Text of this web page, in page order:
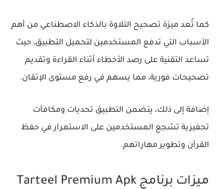
كما تُعد ميزة تصحيح التلاوة بالذكاء الاصطناعي من أهم
الأسباب التي تدفع المستخدمين لتحميل التطبيق، حيث
تساعد التقنية على رصد الأخطاء أثناء القراءة وتقديم
تصحيحات فورية، مما يسهم في رفع مستوى الإتقان.
إضافة إلى ذلك، يتضمن التطبيق تحديات ومكافآت
تحفيزية تشجع المستخدمين على الاستمرار في حفظ
القرآن وتطوير مهاراتهم.
ميزات برنامج Tarteel Premium Apk